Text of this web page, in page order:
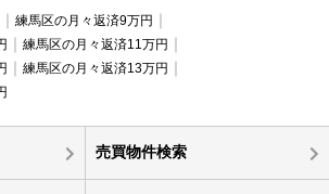
練馬区の月々返済9万円
練馬区の月々返済11万円
練馬区の月々返済13万円
売買物件検索